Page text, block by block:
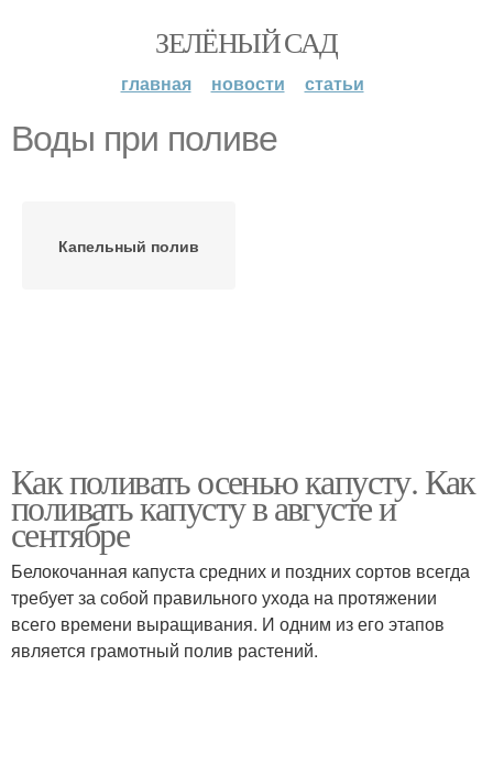
ЗЕЛЁНЫЙ САД
главная новости статьи
Воды при поливе
Капельный полив
Как поливать осенью капусту. Как
поливать капусту в августе и
сентябре
Белокочанная капуста средних и поздних сортов всегда
требует за собой правильного ухода на протяжении
всего времени выращивания. И одним из его этапов
является грамотный полив растений.